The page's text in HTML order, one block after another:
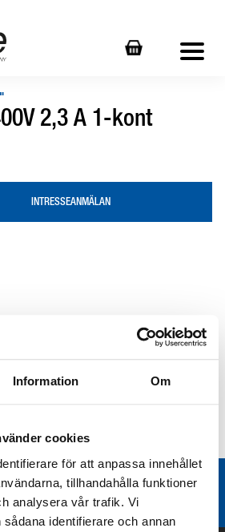
Information Om
cookies
för att anpassa innehållet
tillhandahålla funktioner
analysera vår trafik. Vi
identifierare och annan
2,3 A 1-kont
INTRESSEANMÄLAN